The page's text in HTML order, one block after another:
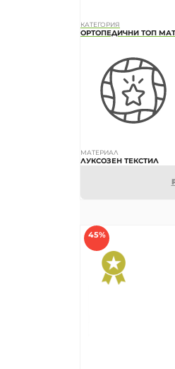
КАТЕГОРИЯ
ОРТОПЕДИЧНИ ТОП
МАТЕРИАЛ
ЛУКСОЗЕН ТЕКСТИЛ
45%